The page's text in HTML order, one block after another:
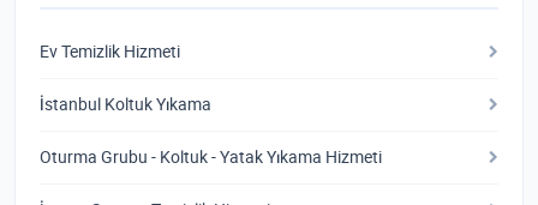
Ev Temizlik Hizmeti
İstanbul Koltuk Yıkama
Oturma Grubu - Koltuk - Yatak Yıkama Hizmeti